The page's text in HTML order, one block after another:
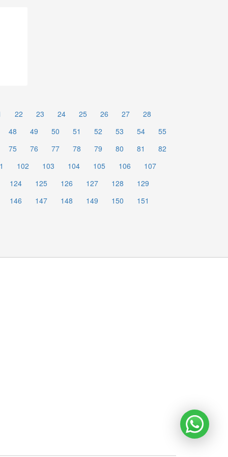
22 23 24 25 26 27
28
48 49 50 51 52 53 54
55
75 76 77 78 79 80 81
82
102 103 104 105 106
107
124 125 126 127 128
129
146 147 148 149 150
151